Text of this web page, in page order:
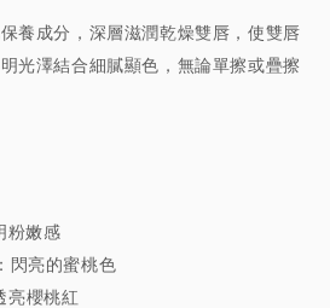
養成分，深層滋潤乾燥雙唇，使雙唇
光澤結合細膩顯色，無論單擦或疊擦
嫩感
亮的蜜桃色
櫻桃紅